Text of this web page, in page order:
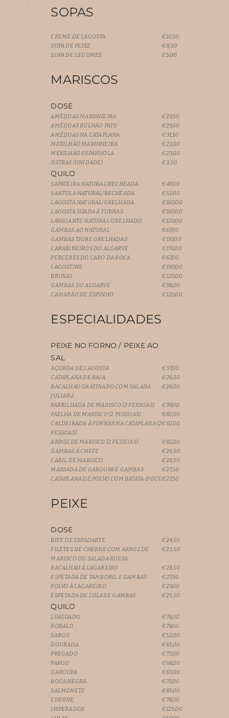
SOPAS
CREME DE LAGOSTA
€10,50
SOPA DE PEIXE
€8,50
SOPA DE LEGUMES
€5,00
MARISCOS
DOSE
AMÊIJOAS MARINHEIRA
€29,50
AMÊIJOAS BULHÃO PATO
€29,50
AMÊIJOAS NA CATAPLANA
€31,50
MEXILHÃO MARINHEIRA
€23,00
MEXILHÃO ESPANHOLA
€23,00
OSTRAS (UNIDADE)
€3,50
QUILO
SAPATEIRA NATURAL/RECHEADA
€48,00
SANTOLA NATURAL/RECHEADA
€52,00
LAGOSTA NATURAL/GRELHADA
€160,00
LAGOSTA SUADA À FURNAS
€160,00
LAVAGANTE NATURAL/GRELHADO
€120,00
GAMBAS AO NATURAL
€67,00
GAMBAS TIGRE GRELHADAS
€110,00
CARABINEIROS DO ALGARVE
€170,00
PERCEBES DO CABO DA ROCA
€67,00
LAGOSTINS
€190,00
BRUXAS
€120,00
GAMBAS DO ALGARVE
€98,00
CAMARÃO DE ESPINHO
€120,00
ESPECIALIDADES
PEIXE NO FORNO / PEIXE AO
SAL
AÇORDA DE LAGOSTA
€37,00
CATAPLANA DE RAIA
€26,50
BACALHAU GRATINADO COM SALADA
JULIANA
€26,00
PARRILHADA DE MARISCO (2 PESSOAS)
€99,00
PAELHA DE MARISCO (2 PESSOAS)
€82,00
CALDEIRADA À FURNAS NA CATAPLANA (2
PESSOAS)
€62,00
ARROZ DE MARISCO (2 PESSOAS)
€82,00
GAMBAS À CHEFE
€26,50
CARIL DE MARISCO
€28,50
MASSADA DE GAROUPA E GAMBAS
€27,50
CATAPLANA DE POLVO COM BATATA-DOCE€27,50
PEIXE
DOSE
BIFE DE ESPADARTE
€24,50
FILETES DE CHERNE COM ARROZ DE
MARISCO OU SALADA RUSSA
€23,50
BACALHAU À LAGAREIRO
€28,50
ESPETADA DE TAMBORIL E GAMBAS
€27,50
POLVO À LAGAREIRO
€29,00
ESPETADA DE LULAS E GAMBAS
€25,50
QUILO
LINGUADO
€78,00
ROBALO
€79,00
SARGO
€52,00
DOURADA
€65,00
PREGADO
€73,00
PARGO
€68,00
GAROUPA
€63,00
BOCA NEGRA
€70,00
SALMONETE
€85,00
CHERNE
€78,00
IMPERADOR
€125,00